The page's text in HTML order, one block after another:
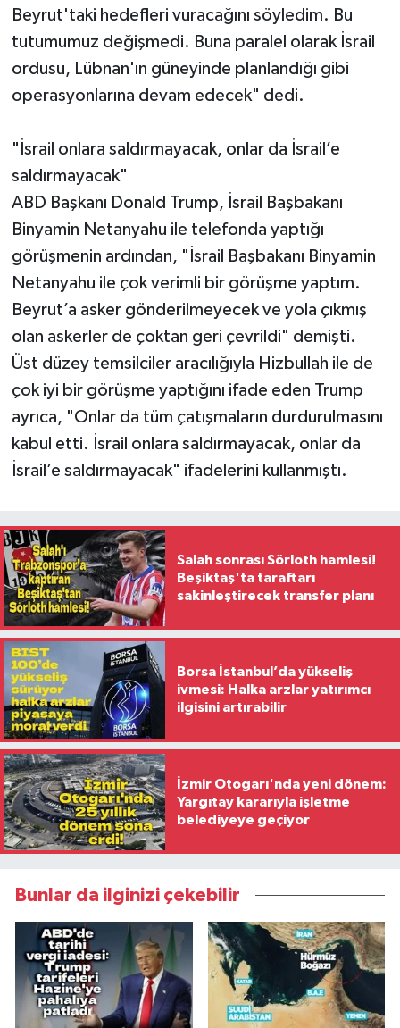
Beyrut'taki hedefleri vuracağını söyledim. Bu
tutumumuz değişmedi. Buna paralel olarak İsrail
ordusu, Lübnan'ın güneyinde planlandığı gibi
operasyonlarına devam edecek" dedi.
"İsrail onlara saldırmayacak, onlar da İsrail’e
saldırmayacak"
ABD Başkanı Donald Trump, İsrail Başbakanı
Binyamin Netanyahu ile telefonda yaptığı
görüşmenin ardından, "İsrail Başbakanı Binyamin
Netanyahu ile çok verimli bir görüşme yaptım.
Beyrut’a asker gönderilmeyecek ve yola çıkmış
olan askerler de çoktan geri çevrildi" demişti.
Üst düzey temsilciler aracılığıyla Hizbullah ile de
çok iyi bir görüşme yaptığını ifade eden Trump
ayrıca, "Onlar da tüm çatışmaların durdurulmasını
kabul etti. İsrail onlara saldırmayacak, onlar da
İsrail’e saldırmayacak" ifadelerini kullanmıştı.
Salah sonrası Sörloth hamlesi!
Beşiktaş'ta taraftarı
sakinleştirecek transfer planı
Borsa İstanbul’da yükseliş
ivmesi: Halka arzlar yatırımcı
ilgisini artırabilir
İzmir Otogarı'nda yeni dönem:
Yargıtay kararıyla işletme
belediyeye geçiyor
Bunlar da ilginizi çekebilir